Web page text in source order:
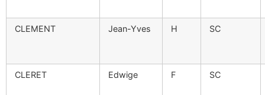
CLEMENT Jean-Yves H SC
CLERET Edwige F SC